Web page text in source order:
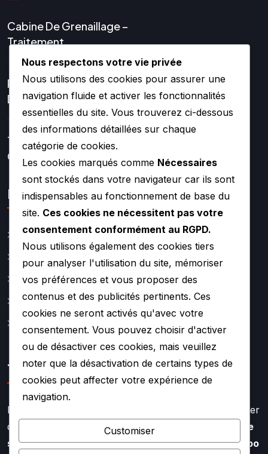
Cabine De Grenaillage –
Traitement
Réparation Et Rénovation
De Turbo
Turbos Hybrides Et
Compétition –
Lien rapide
Catalogue
A propos
Contact
Mentions légales
TURBO SOUF
Faire appel à l’expertise de TURBO SOUF, c’est profiter
d’un savoir faire aiguisé depuis plus de
20 ans dans le
secteur de la rénovation et de la réparation de turbo
Nous respectons votre vie privée
Nous utilisons des cookies pour assurer une
navigation fluide et activer les fonctionnalités
essentielles du site. Vous trouverez ci-dessous
des informations détaillées sur chaque
catégorie de cookies.
Les cookies marqués comme Nécessaires
sont stockés dans votre navigateur car ils sont
indispensables au fonctionnement de base du
site. Ces cookies ne nécessitent pas votre
consentement conformément au RGPD.
Nous utilisons également des cookies tiers
pour analyser l'utilisation du site, mémoriser
vos préférences et vous proposer des
contenus et des publicités pertinents. Ces
cookies ne seront activés qu'avec votre
consentement. Vous pouvez choisir d'activer
ou de désactiver ces cookies, mais veuillez
noter que la désactivation de certains types de
cookies peut affecter votre expérience de
navigation.
Customiser